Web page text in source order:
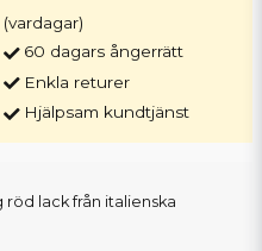
(vardagar)
60 dagars ångerrätt
Enkla returer
Hjälpsam kundtjänst
röd lack från italienska